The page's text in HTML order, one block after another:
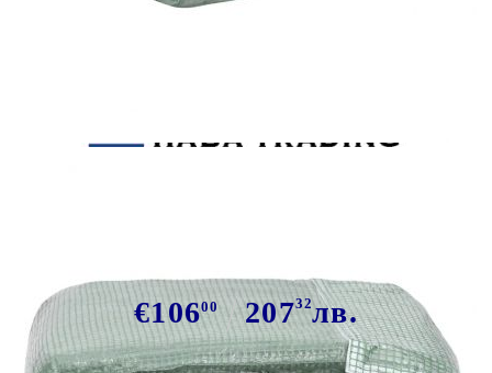
€10600 20732лв.